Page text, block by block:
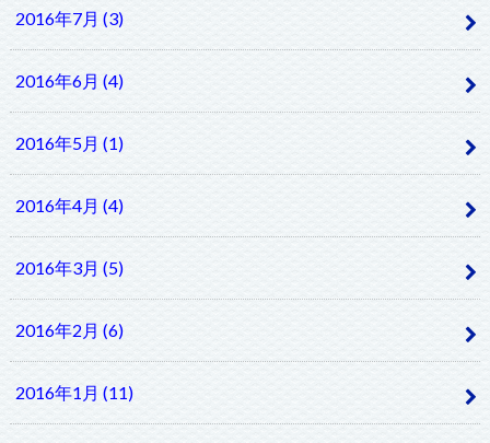
2016年7月 (3)
2016年6月 (4)
2016年5月 (1)
2016年4月 (4)
2016年3月 (5)
2016年2月 (6)
2016年1月 (11)